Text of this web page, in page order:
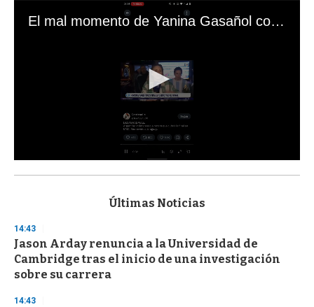
El mal momento de Yanina Gasañol con un hincha argentino en "Subrayado"
s
d
s
o
f
3
s
Últimas Noticias
14:43
Jason Arday renuncia a la Universidad de
Cambridge tras el inicio de una investigación
sobre su carrera
14:43